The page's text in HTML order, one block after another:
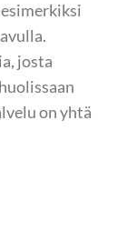
josta
on yhtä